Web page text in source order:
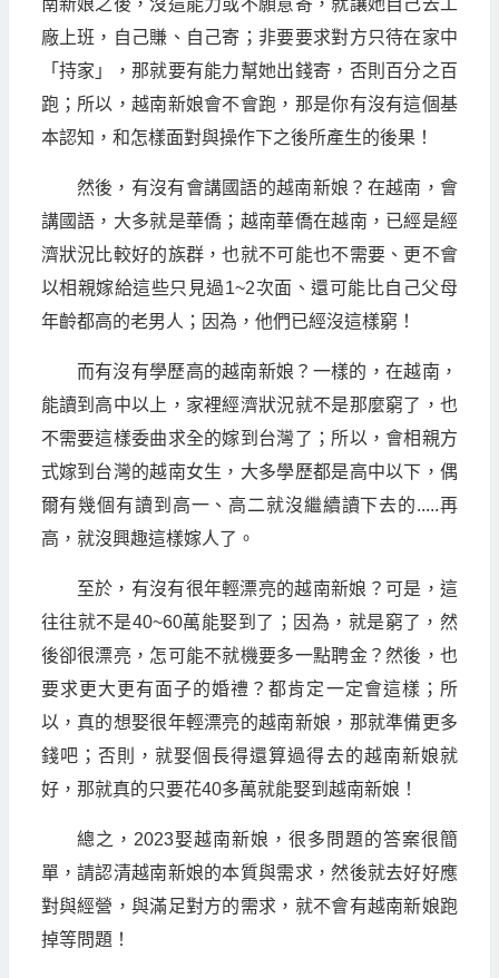
廠上班，自己賺、自己寄；非要要求對方只待在家中
「持家」，那就要有能力幫她出錢寄，否則百分之百
跑；所以，越南新娘會不會跑，那是你有沒有這個基
本認知，和怎樣面對與操作下之後所產生的後果！
然後，有沒有會講國語的越南新娘？在越南，會
講國語，大多就是華僑；越南華僑在越南，已經是經
濟狀況比較好的族群，也就不可能也不需要、更不會
以相親嫁給這些只見過1~2次面、還可能比自己父母
年齡都高的老男人；因為，他們已經沒這樣窮！
而有沒有學歷高的越南新娘？一樣的，在越南，
能讀到高中以上，家裡經濟狀況就不是那麼窮了，也
不需要這樣委曲求全的嫁到台灣了；所以，會相親方
式嫁到台灣的越南女生，大多學歷都是高中以下，偶
爾有幾個有讀到高一、高二就沒繼續讀下去的.....再
高，就沒興趣這樣嫁人了。
至於，有沒有很年輕漂亮的越南新娘？可是，這
往往就不是40~60萬能娶到了；因為，就是窮了，然
後卻很漂亮，怎可能不就機要多一點聘金？然後，也
要求更大更有面子的婚禮？都肯定一定會這樣；所
以，真的想娶很年輕漂亮的越南新娘，那就準備更多
錢吧；否則，就娶個長得還算過得去的越南新娘就
好，那就真的只要花40多萬就能娶到越南新娘！
總之，2023娶越南新娘，很多問題的答案很簡
單，請認清越南新娘的本質與需求，然後就去好好應
對與經營，與滿足對方的需求，就不會有越南新娘跑
掉等問題！